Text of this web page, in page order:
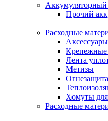
Прочий
Расходные
Крепежные
Лента
Метизы
Хомуты
Расходные